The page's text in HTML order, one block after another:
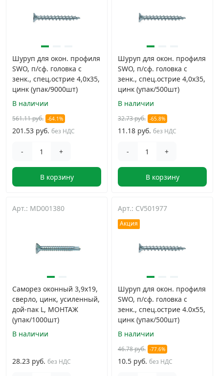
Комплекты и наборы крепежа
Метрический крепеж ›
Электро и бензоинструмент, оборудование
Нержавеющий крепеж
Перфорированный крепеж
Скобяные изделия и мебельная фурнитура
Шуруп для окон. профиля
SWO, п/сф. головка с
зенк., спец.острие 4,0х35,
цинк (упак/9000шт)
В наличии
561.11 руб. -64.1%
201.53 руб. без НДС
- +
В корзину
Шуруп для окон. профиля
SWO, п/сф. головка с
зенк., спец.острие 4,0х35,
цинк (упак/500шт)
В наличии
32.73 руб. -65.8%
11.18 руб. без НДС
- +
В корзину
Арт.: MD001380
Саморез оконный 3,9х19,
сверло, цинк, усиленный,
дой-пак L, МОНТАЖ
(упак/1000шт)
В наличии
28.23 руб. без НДС
Арт.: CV501977
Акция
Шуруп для окон. профиля
SWO, п/сф. головка с
зенк., спец.острие 4.0х55,
цинк (упак/500шт)
В наличии
46.78 руб. -77.6%
10.5 руб. без НДС